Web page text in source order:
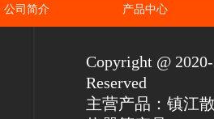
公司简介 产品中心
Copyright @
Reserved
主营产品：镇江